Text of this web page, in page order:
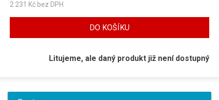
2 231 Kč bez DPH
DO KOŠÍKU
Litujeme, ale daný produkt již není dostupný